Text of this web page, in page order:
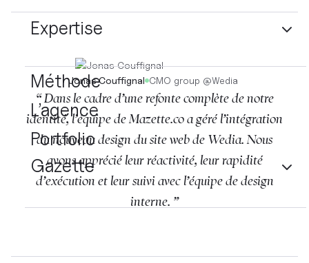
Expertise
Méthode
L’agence
Portfolio
Gazette
Jonas Couffignal CMO group @Wedia
“ Dans le cadre d’une refonte complète de notre
identité, l’équipe de Mazette.co a géré l’intégration
du nouveau design du site web de Wedia. Nous
avons apprécié leur réactivité, leur rapidité
d’exécution et leur suivi avec l’équipe de design
interne. ”